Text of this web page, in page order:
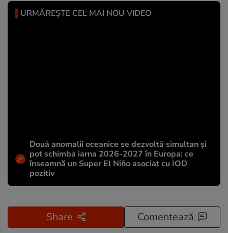
URMĂREȘTE CEL MAI NOU VIDEO
Două anomalii oceanice se dezvoltă simultan și
pot schimba iarna 2026-2027 în Europa: ce
înseamnă un Super El Niño asociat cu IOD
pozitiv
Share Comentează